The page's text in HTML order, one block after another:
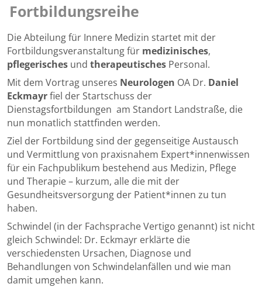
Fortbildungsreihe
Die Abteilung für Innere Medizin startet mit der
Fortbildungsveranstaltung für medizinisches,
pflegerisches und therapeutisches Personal.
Mit dem Vortrag unseres Neurologen OA Dr. Daniel
Eckmayrfiel der Startschuss der
Dienstagsfortbildungen am Standort Landstraße, die
nun monatlich stattfinden werden.
Ziel der Fortbildung sind der gegenseitige Austausch
und Vermittlung von praxisnahem Expert*innenwissen
für ein Fachpublikum bestehend aus Medizin, Pflege
und Therapie – kurzum, alle die mit der
Gesundheitsversorgung der Patient*innen zu tun
haben.
Schwindel (in der Fachsprache Vertigo genannt) ist nicht
gleich Schwindel: Dr. Eckmayr erklärte die
verschiedensten Ursachen, Diagnose und
Behandlungen von Schwindelanfällen und wie man
damit umgehen kann.